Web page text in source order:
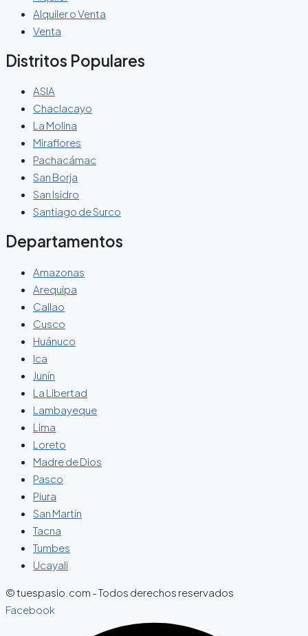
Alquiler o Venta
Venta
Distritos Populares
ASIA
Chaclacayo
La Molina
Miraflores
Pachacámac
San Borja
San Isidro
Santiago de Surco
Departamentos
Amazonas
Arequipa
Callao
Cusco
Huánuco
Ica
Junín
La Libertad
Lambayeque
Lima
Loreto
Madre de Dios
Pasco
Piura
San Martín
Tacna
Tumbes
Ucayali
© tuespasio.com - Todos derechos reservados
Facebook